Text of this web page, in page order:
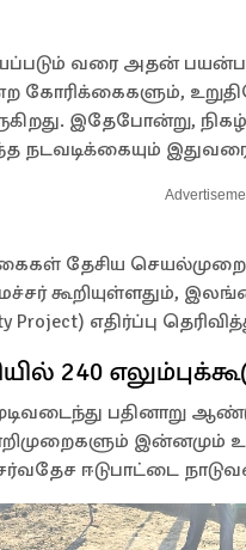
வரை அதன்
இதேபோன்று,
நடவடிக்கையும்
தேசிய
கூறியுள்ளதும்,
Project) எதிர்ப்பு
240
பதினாறு
இன்னமும்
ஈடுபாட்டை